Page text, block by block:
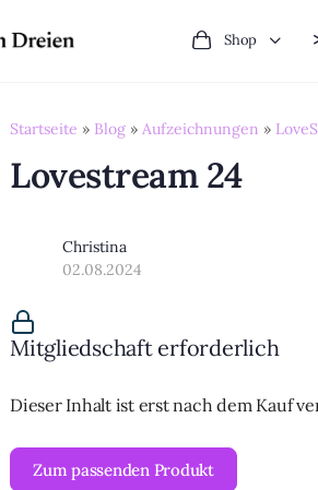
Shop
Startseite » Blog » Aufzeichnungen »
Lovestream 24
Christina
02.08.2024
Mitgliedschaft erforderlich
Dieser Inhalt ist erst nach dem Kauf
Zum passenden Produkt